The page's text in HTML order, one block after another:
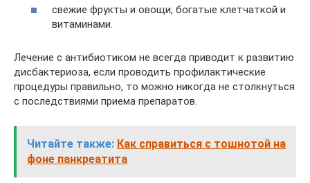
свежие фрукты и овощи, богатые клетчаткой и
витаминами.
Лечение с антибиотиком не всегда приводит к развитию
дисбактериоза, если проводить профилактические
процедуры правильно, то можно никогда не столкнуться
с последствиями приема препаратов.
Читайте также: Как справиться с тошнотой на
фоне панкреатита